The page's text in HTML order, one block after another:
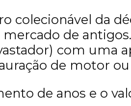
colecionável da
mercado de
com uma
de motor
de anos e o